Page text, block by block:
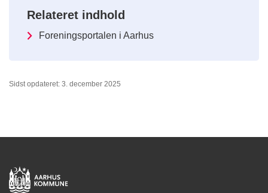
Relateret indhold
Foreningsportalen i Aarhus
Sidst opdateret: 3. december 2025